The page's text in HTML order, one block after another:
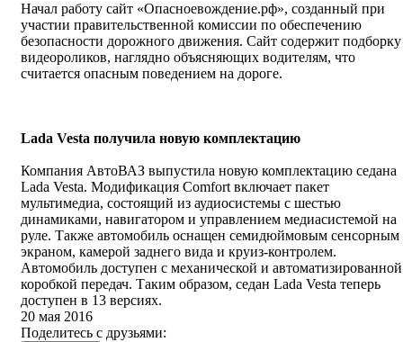
Начал работу сайт «Опасноевождение.рф», созданный при
участии правительственной комиссии по обеспечению
безопасности дорожного движения. Сайт содержит подборку
видеороликов, наглядно объясняющих водителям, что
считается опасным поведением на дороге.
Lada Vesta получила новую комплектацию
Компания АвтоВАЗ выпустила новую комплектацию седана
Lada Vesta. Модификация Comfort включает пакет
мультимедиа, состоящий из аудиосистемы с шестью
динамиками, навигатором и управлением медиасистемой на
руле. Также автомобиль оснащен семидюймовым сенсорным
экраном, камерой заднего вида и круиз-контролем.
Автомобиль доступен с механической и автоматизированной
коробкой передач. Таким образом, седан Lada Vesta теперь
доступен в 13 версиях.
20 мая 2016
Поделитесь с друзьями: